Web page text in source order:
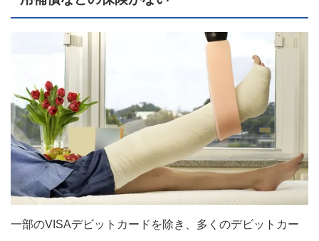
一部のVISAデビットカードを除き、多くのデビットカー